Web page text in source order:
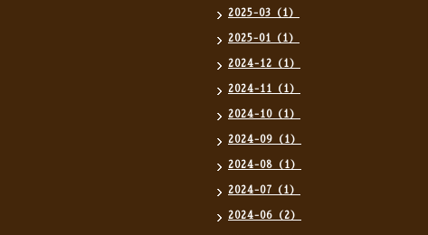
2025-03（1）
2025-01（1）
2024-12（1）
2024-11（1）
2024-10（1）
2024-09（1）
2024-08（1）
2024-07（1）
2024-06（2）